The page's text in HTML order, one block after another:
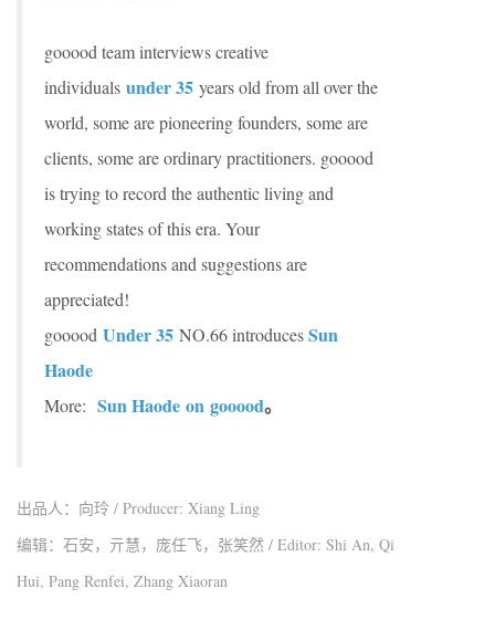
gooood team interviews creative
individuals under 35 years old from all over the
world, some are pioneering founders, some are
clients, some are ordinary practitioners. gooood
is trying to record the authentic living and
working states of this era. Your
recommendations and suggestions are
appreciated!
gooood Under 35 NO.66 introducesSun
Haode
More: Sun Haode on gooood。
出品人：向玲 / Producer: Xiang Ling
编辑：石安，亓慧，庞任飞，张笑然 / Editor: Shi An, Qi
Hui, Pang Renfei, Zhang Xiaoran